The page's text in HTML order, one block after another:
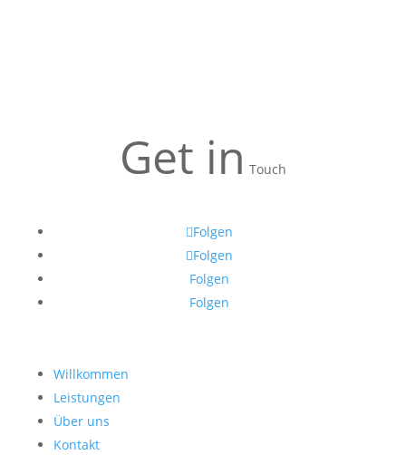
Get in Touch
Folgen
Folgen
Folgen
Folgen
Willkommen
Leistungen
Über uns
Kontakt